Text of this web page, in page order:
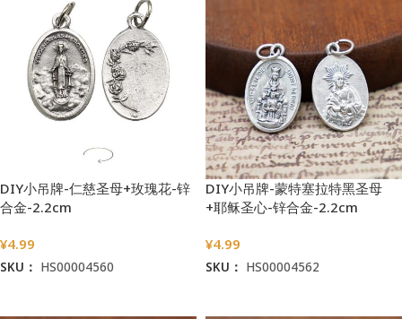
DIY小吊牌-仁慈圣母+玫瑰花-锌
合金-2.2cm
¥4.99
SKU： HS00004560
DIY小吊牌-蒙特塞拉特黑圣母
+耶稣圣心-锌合金-2.2cm
¥4.99
SKU： HS00004562